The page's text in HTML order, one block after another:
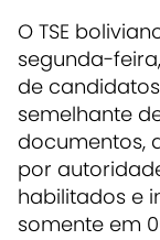
O TSE
segunda-
de
semelhante
documentos,
por
habilitados e
somente em